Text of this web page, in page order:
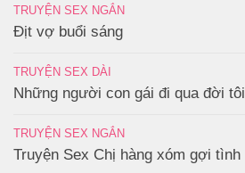
TRUYỆN SEX NGẮN
Địt vợ buổi sáng
TRUYỆN SEX DÀI
Những người con gái đi qua đời tôi
TRUYỆN SEX NGẮN
Truyện Sex Chị hàng xóm gợi tình